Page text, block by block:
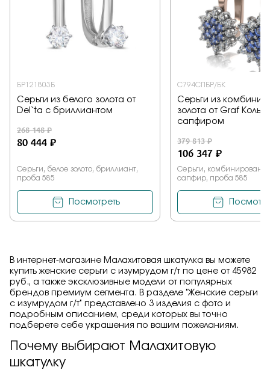
БР121803Б
Серьги из белого золота от
Del`ta с бриллиантом
268 148 ₽
80 444 ₽
Серьги, белое золото, бриллиант,
проба 585
Посмотреть
С794СПБР/БК
Серьги из
золота от Graf
сапфиром
379 813 ₽
106 347 ₽
Серьги,
сапфир, проба 585
В интернет-магазине Малахитовая шкатулка вы можете
купить женские серьги с изумрудом г/т по цене от 45982
руб., а также эксклюзивные модели от популярных
брендов премиум сегмента. В разделе "Женские серьги
с изумрудом г/т" представлено 3 изделия с фото и
подробным описанием, среди которых вы точно
подберете себе украшения по вашим пожеланиям.
Почему выбирают Малахитовую
шкатулку